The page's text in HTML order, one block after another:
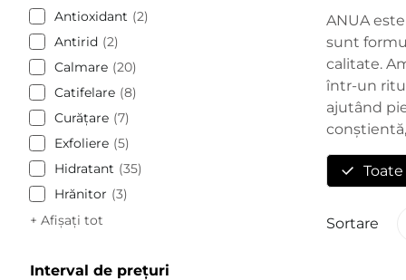
Antioxidant
2
Antirid 2
Calmare 20
Catifelare 8
Curăţare 7
Exfoliere 5
Hidratant
35
Hrănitor
3
+ Afișați tot
Interval de prețuri
ANUA
sunt
calitate.
într-un
ajutând
Toate
Sortare